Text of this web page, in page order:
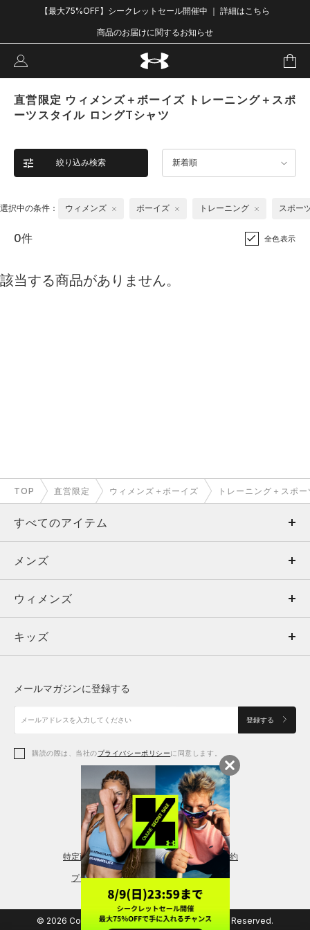
【最大75%OFF】シークレットセール開催中 ｜ 詳細はこちら
商品のお届けに関するお知らせ
直営限定 ウィメンズ＋ボーイズ トレーニング＋スポ
ーツスタイル ロングTシャツ
絞り込み検索 新着順
選択中の条件： ウィメンズ ボーイズ トレーニング スポー
0件 全色表示
該当する商品がありません。
TOP 直営限定 ウィメンズ＋ボーイズ トレーニング＋スポ
すべてのアイテム
メンズ
ウィメンズ
キッズ
アクセサリー
メンズ
トップス
ボトムス
アクセサリー
ウィメンズ
トップス
シューズ
アクセサリー
レギンス＆タイツ
キッズ
シューズ
メールマガジンに登録する
登録する
購読の際は、当社のプライバシーポリシーに同意します。
特定商取引法に基づく通販の表記 会員規約
プライバシーポリシー
© 2026 Copyright DOME Corporation. All Rights Reserved.